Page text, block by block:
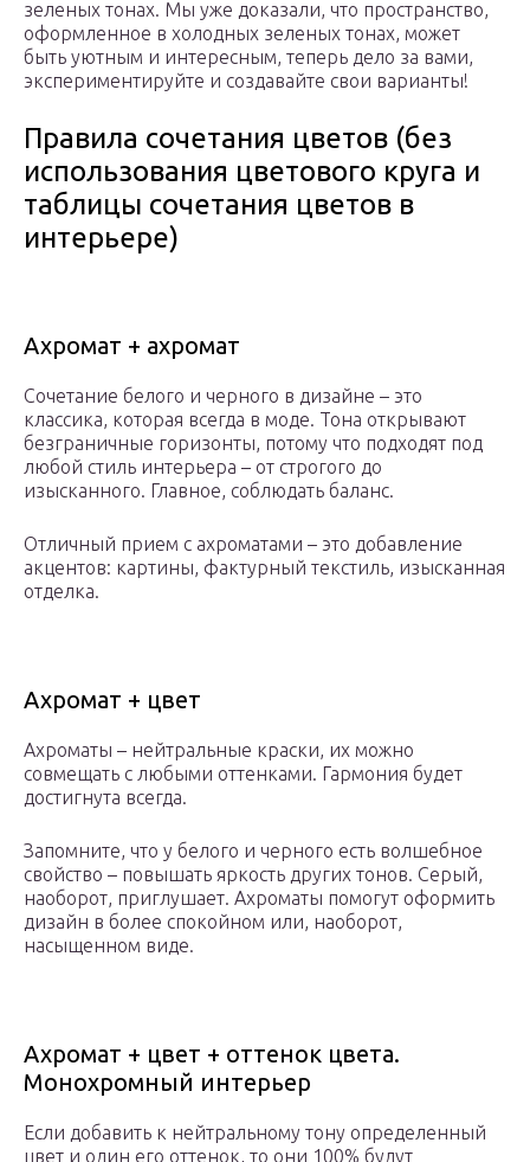
зеленых тонах. Мы уже доказали, что пространство,
оформленное в холодных зеленых тонах, может
быть уютным и интересным, теперь дело за вами,
экспериментируйте и создавайте свои варианты!
Правила сочетания цветов (без
использования цветового круга и
таблицы сочетания цветов в
интерьере)
Ахромат + ахромат
Сочетание белого и черного в дизайне – это
классика, которая всегда в моде. Тона открывают
безграничные горизонты, потому что подходят под
любой стиль интерьера – от строгого до
изысканного. Главное, соблюдать баланс.
Отличный прием с ахроматами – это добавление
акцентов: картины, фактурный текстиль, изысканная
отделка.
Ахромат + цвет
Ахроматы – нейтральные краски, их можно
совмещать с любыми оттенками. Гармония будет
достигнута всегда.
Запомните, что у белого и черного есть волшебное
свойство – повышать яркость других тонов. Серый,
наоборот, приглушает. Ахроматы помогут оформить
дизайн в более спокойном или, наоборот,
насыщенном виде.
Ахромат + цвет + оттенок цвета.
Монохромный интерьер
Если добавить к нейтральному тону определенный
цвет и один его оттенок, то они 100% будут